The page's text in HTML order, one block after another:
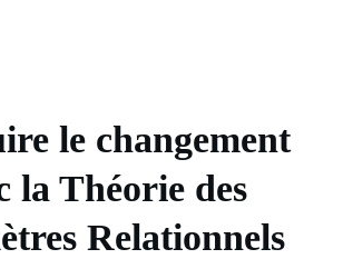
le changement
la Théorie des
Relationnels